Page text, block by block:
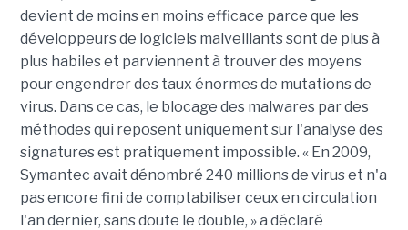
devient de moins en moins efficace parce que les
développeurs de logiciels malveillants sont de plus à
plus habiles et parviennent à trouver des moyens
pour engendrer des taux énormes de mutations de
virus. Dans ce cas, le blocage des malwares par des
méthodes qui reposent uniquement sur l'analyse des
signatures est pratiquement impossible. « En 2009,
Symantec avait dénombré 240 millions de virus et n'a
pas encore fini de comptabiliser ceux en circulation
l'an dernier, sans doute le double, » a déclaré